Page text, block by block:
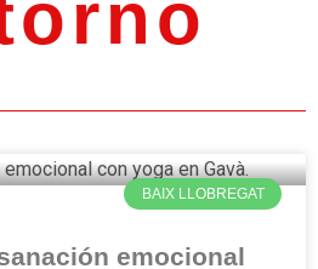
BAIX LLOBREGAT
emocional